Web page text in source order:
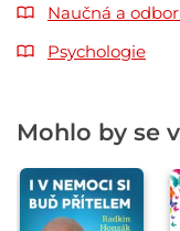
Naučná a
Psychologie
Mohlo by se